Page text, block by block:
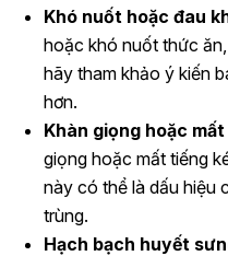
Khó nuốt hoặc đau
hoặc khó nuốt thức
hãy tham khảo ý kiến
hơn.
Khàn giọng hoặc
giọng hoặc mất tiếng
này có thể là dấu hiệu
trùng.
Hạch bạch huyết